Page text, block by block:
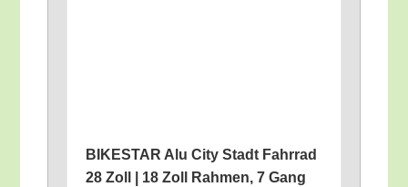
BIKESTAR Alu City Stadt Fahr­rad
28 Zoll | 18 Zoll Rah­men, 7 Gang